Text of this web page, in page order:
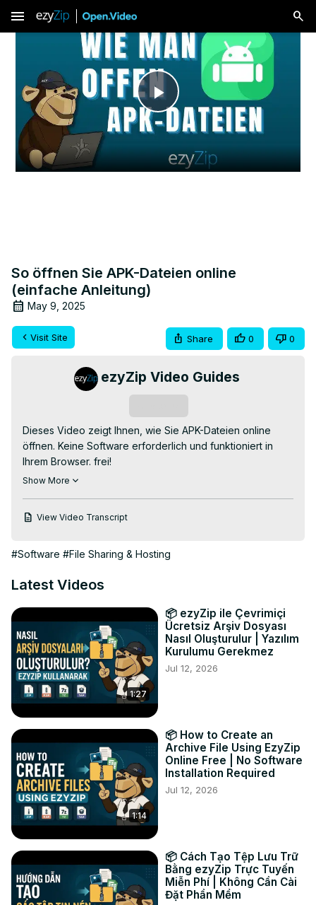
menu
Play
Video
So öffnen Sie APK-Dateien online
(einfache Anleitung)
May 9, 2025
Visit Site Share 0 0
ezyZip Video Guides
Dieses Video zeigt Ihnen, wie Sie APK-Dateien online
öffnen. Keine Software erforderlich und funktioniert in
Ihrem Browser. frei!
Gehe zu: https://www.ezyzip.com/offene-apk-datei-
Möglichkeiten:
die Dateiauswahl zu öffnen.
ezyZip.
2. Klicken Sie bei den einzelnen Dateien auf die grüne
Schaltfläche „Speichern“, um sie im ausgewählten
Zielordner zu speichern.
#öffnen #extrahieren #apk
Twitter:
https://twitter.com/ezyZip
https://www.facebook.com/ezyzip/
Show More
View Video Transcript
#Software #File Sharing & Hosting
Latest Videos
1:27
📦 ezyZip ile Çevrimiçi
Ücretsiz Arşiv Dosyası
Nasıl Oluşturulur | Yazılım
Kurulumu Gerekmez
Jul 12, 2026
1:14
📦 How to Create an
Archive File Using EzyZip
Online Free | No Software
Installation Required
Jul 12, 2026
📦 Cách Tạo Tệp Lưu Trữ
Bằng ezyZip Trực Tuyến
Miễn Phí | Không Cần Cài
Đặt Phần Mềm